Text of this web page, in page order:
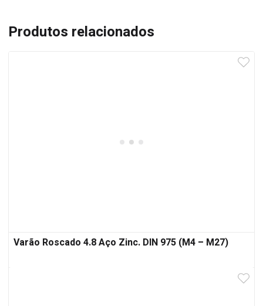
Produtos relacionados
Varão Roscado 4.8 Aço Zinc. DIN 975 (M4 – M27)